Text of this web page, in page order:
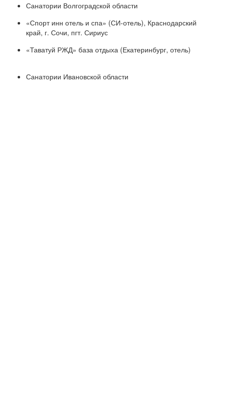
Санатории Волгоградской области
«Спорт инн отель и спа» (СИ-отель), Краснодарский
край, г. Сочи, пгт. Сириус
«Таватуй РЖД» база отдыха (Екатеринбург, отель)
Санатории Ивановской области